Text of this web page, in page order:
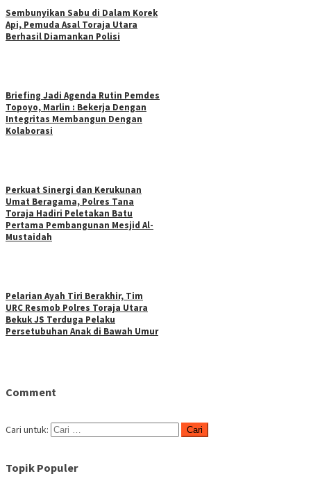
Sembunyikan Sabu di Dalam Korek
Api, Pemuda Asal Toraja Utara
Berhasil Diamankan Polisi
Briefing Jadi Agenda Rutin Pemdes
Topoyo, Marlin : Bekerja Dengan
Integritas Membangun Dengan
Kolaborasi
Perkuat Sinergi dan Kerukunan
Umat Beragama, Polres Tana
Toraja Hadiri Peletakan Batu
Pertama Pembangunan Mesjid Al-
Mustaidah
Pelarian Ayah Tiri Berakhir, Tim
URC Resmob Polres Toraja Utara
Bekuk JS Terduga Pelaku
Persetubuhan Anak di Bawah Umur
Comment
Cari untuk:
Topik Populer